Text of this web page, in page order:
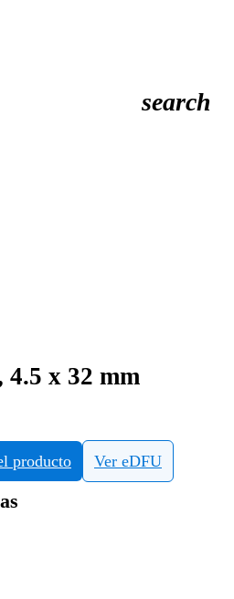
search
x 32 mm
producto Ver eDFU